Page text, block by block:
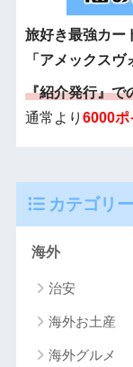
旅好き最強カー
「アメックスヴ
『紹介発行』で
通常より 6000ポ
カテゴリー
海外
治安
海外お土産
海外グルメ